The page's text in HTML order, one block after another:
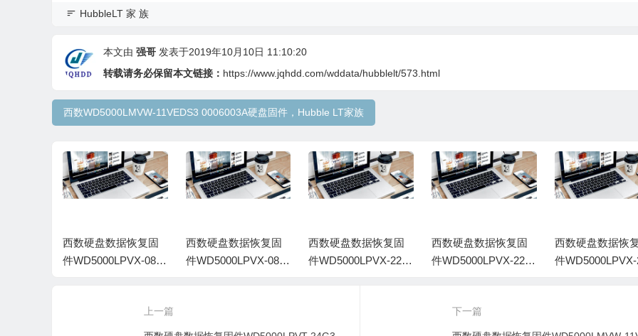
HubbleLT 家 族
本文由 强哥 发表于2019年10月10日 11:10:20
转载请务必保留本文链接： https://www.jqhdd.com/wddata/hubblelt/573.html
西数WD5000LMVW-11VEDS3 0006003A硬盘固件，Hubble LT家族
西数硬盘数据恢复固
件WD5000LPVX-08V
西数硬盘数据恢复固
件WD5000LPVX-08V
西数硬盘数据恢复固
件WD5000LPVX-22V
西数硬盘数据恢复固
件WD5000LPVX-22V
003G
西数硬盘数据恢
件
上一篇 下一篇